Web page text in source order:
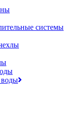
системы